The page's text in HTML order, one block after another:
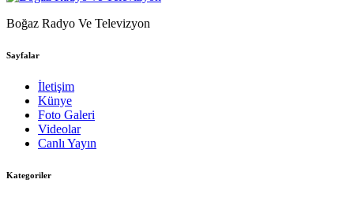
Boğaz Radyo Ve Televizyon
Sayfalar
İletişim
Künye
Foto Galeri
Videolar
Canlı Yayın
Kategoriler